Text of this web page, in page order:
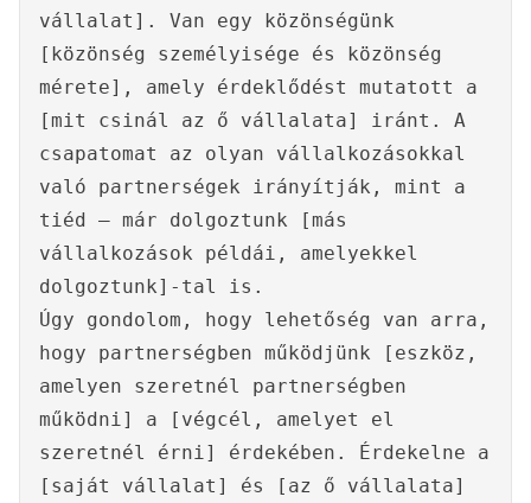
vállalat]. Van egy közönségünk
[közönség személyisége és közönség
mérete], amely érdeklődést mutatott a
[mit csinál az ő vállalata] iránt. A
csapatomat az olyan vállalkozásokkal
való partnerségek irányítják, mint a
tiéd – már dolgoztunk [más
vállalkozások példái, amelyekkel
dolgoztunk]-tal is.
Úgy gondolom, hogy lehetőség van arra,
hogy partnerségben működjünk [eszköz,
amelyen szeretnél partnerségben
működni] a [végcél, amelyet el
szeretnél érni] érdekében. Érdekelne a
[saját vállalat] és [az ő vállalata]